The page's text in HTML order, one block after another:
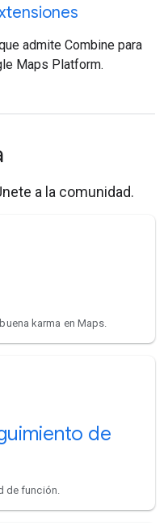
admite Combine para
Maps Platform.
a la comunidad.
karma en Maps.
de
de función.